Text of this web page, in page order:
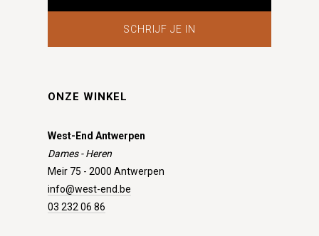
SCHRIJF JE IN
ONZE WINKEL
West-End Antwerpen
Dames - Heren
Meir 75 - 2000 Antwerpen
info@west-end.be
03 232 06 86